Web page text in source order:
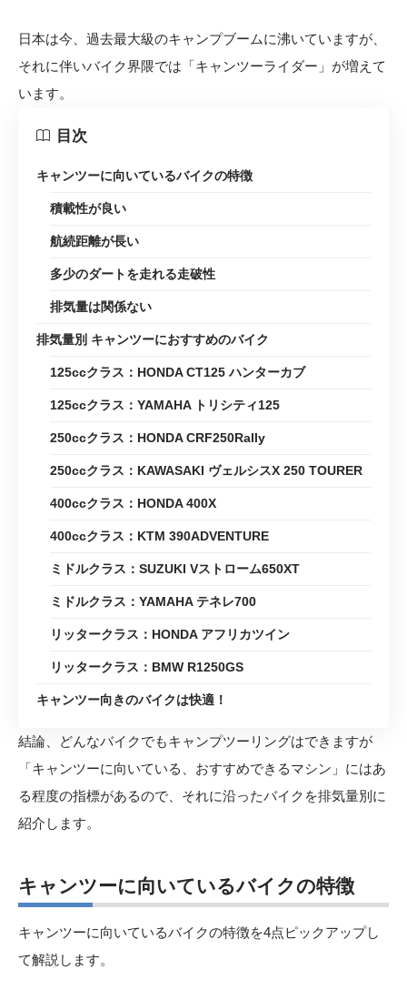
日本は今、過去最大級のキャンプブームに沸いていますが、
それに伴いバイク界隈では「キャンツーライダー」が増えて
います。
目次
キャンツーに向いているバイクの特徴
積載性が良い
航続距離が長い
多少のダートを走れる走破性
排気量は関係ない
排気量別 キャンツーにおすすめのバイク
125ccクラス：HONDA CT125 ハンターカブ
125ccクラス：YAMAHA トリシティ125
250ccクラス：HONDA CRF250Rally
250ccクラス：KAWASAKI ヴェルシスX 250 TOURER
400ccクラス：HONDA 400X
400ccクラス：KTM 390ADVENTURE
ミドルクラス：SUZUKI Vストローム650XT
ミドルクラス：YAMAHA テネレ700
リッタークラス：HONDA アフリカツイン
リッタークラス：BMW R1250GS
キャンツー向きのバイクは快適！
結論、どんなバイクでもキャンプツーリングはできますが
「キャンツーに向いている、おすすめできるマシン」にはあ
る程度の指標があるので、それに沿ったバイクを排気量別に
紹介します。
キャンツーに向いているバイクの特徴
キャンツーに向いているバイクの特徴を4点ピックアップし
て解説します。